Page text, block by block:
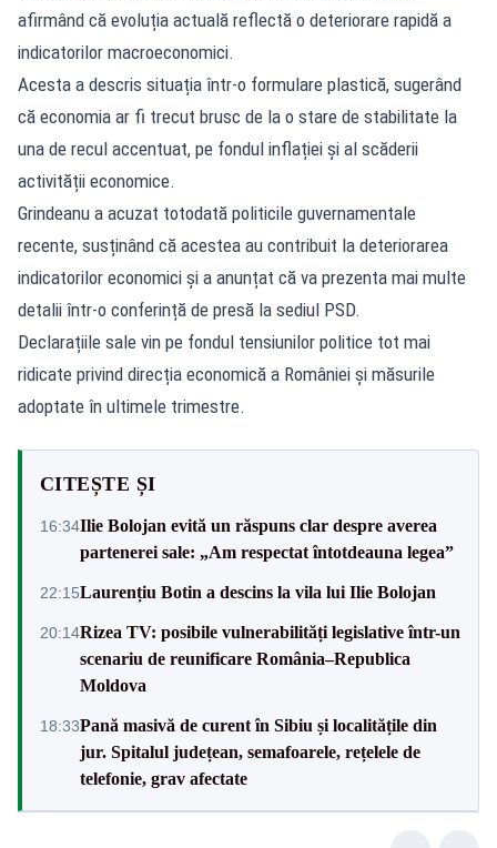
afirmând că evoluția actuală reflectă o deteriorare rapidă a
indicatorilor macroeconomici.
Acesta a descris situația într-o formulare plastică, sugerând
că economia ar fi trecut brusc de la o stare de stabilitate la
una de recul accentuat, pe fondul inflației și al scăderii
activității economice.
Grindeanu a acuzat totodată politicile guvernamentale
recente, susținând că acestea au contribuit la deteriorarea
indicatorilor economici și a anunțat că va prezenta mai multe
detalii într-o conferință de presă la sediul PSD.
Declarațiile sale vin pe fondul tensiunilor politice tot mai
ridicate privind direcția economică a României și măsurile
adoptate în ultimele trimestre.
CITEȘTE ȘI
16:34Ilie Bolojan evită un răspuns clar despre averea
partenerei sale: „Am respectat întotdeauna legea”
22:15Laurențiu Botin a descins la vila lui Ilie Bolojan
20:14Rizea TV: posibile vulnerabilități legislative într-un
scenariu de reunificare România–Republica
Moldova
18:33Pană masivă de curent în Sibiu și localitățile din
jur. Spitalul județean, semafoarele, rețelele de
telefonie, grav afectate